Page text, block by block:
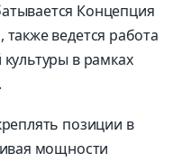
Концепция
ведется работа
в рамках
позиции в
мощности